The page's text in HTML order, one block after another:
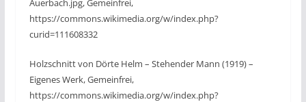
Auerbach.jpg, Gemeinfrei,
https://commons.wikimedia.org/w/index.php?
curid=111608332
Holzschnitt von Dörte Helm – Stehender Mann (1919) –
Eigenes Werk, Gemeinfrei,
https://commons.wikimedia.org/w/index.php?